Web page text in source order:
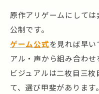
原作アリゲームにして
公制です。
ゲーム公式を見れば早
アル・声から組み合わせ
ビジュアルは二枚目三
て、選び甲斐があります。